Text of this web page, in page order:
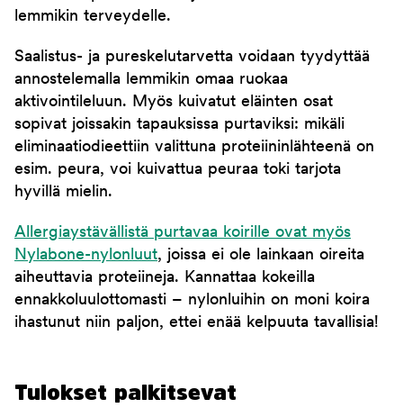
lemmikin terveydelle.
Saalistus- ja pureskelutarvetta voidaan tyydyttää
annostelemalla lemmikin omaa ruokaa
aktivointileluun. Myös kuivatut eläinten osat
sopivat joissakin tapauksissa purtaviksi: mikäli
eliminaatiodieettiin valittuna proteiininlähteenä on
esim. peura, voi kuivattua peuraa toki tarjota
hyvillä mielin.
Allergiaystävällistä purtavaa koirille ovat myös
Nylabone-nylonluut, joissa ei ole lainkaan oireita
aiheuttavia proteiineja. Kannattaa kokeilla
ennakkoluulottomasti – nylonluihin on moni koira
ihastunut niin paljon, ettei enää kelpuuta tavallisia!
Tulokset palkitsevat